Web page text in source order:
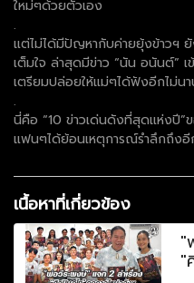
ใหม่ๆด้วยตัวเอง
.
แต่ไม่ได้มีปัญหากับค่ายยุ้งข้าวฯ
เต็มใจ ล่าสุดมีข่าว “นัน อนันต์” เ
เตรียมปล่อยให้แม่ๆได้ฟังอีกไม่น
.
นี่คือ “10 ข่าวเด่นดังที่สุดแห่งปี
แฟนๆได้ย้อนเหตุการณ์รำลึกถึง
เนื้อหาที่เกี่ยวข้อง
"
"